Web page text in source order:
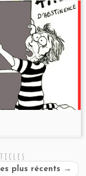
plus récents →